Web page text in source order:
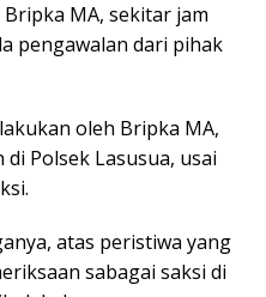
MA, sekitar jam
pengawalan dari pihak
oleh Bripka MA,
Polsek Lasusua, usai
atas peristiwa yang
sabagai saksi di